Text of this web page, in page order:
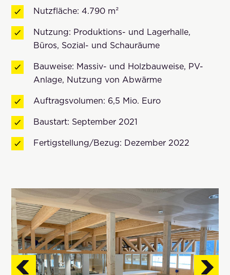
Nutzfläche: 4.790 m²
Nutzung: Produktions- und Lagerhalle,
Büros, Sozial- und Schauräume
Bauweise: Massiv- und Holzbauweise, PV-
Anlage, Nutzung von Abwärme
Auftragsvolumen: 6,5 Mio. Euro
Baustart: September 2021
Fertigstellung/Bezug: Dezember 2022